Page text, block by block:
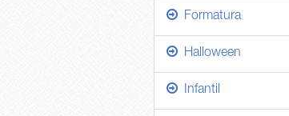
Formatura
Halloween
Infantil